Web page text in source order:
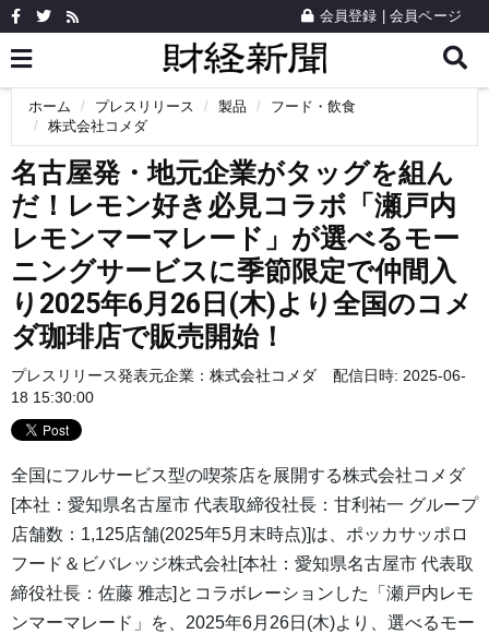
会員登録 会員ページ
ホーム プレスリリース 製品
フード・飲食
株式会社コメダ
名古屋発・地元企業がタッグを組ん
だ！レモン好き必見コラボ「瀬戸内
レモンマーマレード」が選べるモー
ニングサービスに季節限定で仲間入
り2025年6月26日(木)より全国のコメ
ダ珈琲店で販売開始！
プレスリリース発表元企業： 株式会社コメダ
配信日時: 2025-06-
18 15:30:00
全国にフルサービス型の喫茶店を展開する株式会社コメダ
[本社：愛知県名古屋市 代表取締役社長：甘利祐一 グループ
店舗数：1,125店舗(2025年5月末時点)]は、ポッカサッポロ
フード＆ビバレッジ株式会社[本社：愛知県名古屋市 代表取
締役社長：佐藤 雅志]とコラボレーションした「瀬戸内レモ
ンマーマレード」を、2025年6月26日(木)より、選べるモー